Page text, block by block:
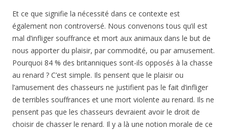
Et ce que signifie la nécessité dans ce contexte est
également non controversé. Nous convenons tous qu’il est
mal d’infliger souffrance et mort aux animaux dans le but de
nous apporter du plaisir, par commodité, ou par amusement.
Pourquoi 84 % des britanniques sont-ils opposés à la chasse
au renard ? C’est simple. Ils pensent que le plaisir ou
l’amusement des chasseurs ne justifient pas le fait d’infliger
de terribles souffrances et une mort violente au renard. Ils ne
pensent pas que les chasseurs devraient avoir le droit de
choisir de chasser le renard. Il y a là une notion morale de ce